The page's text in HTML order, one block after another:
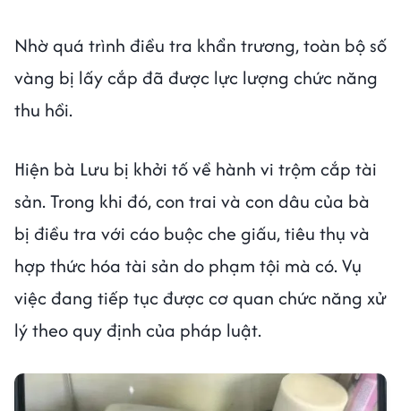
Nhờ quá trình điều tra khẩn trương, toàn bộ số
vàng bị lấy cắp đã được lực lượng chức năng
thu hồi.
Hiện bà Lưu bị khởi tố về hành vi trộm cắp tài
sản. Trong khi đó, con trai và con dâu của bà
bị điều tra với cáo buộc che giấu, tiêu thụ và
hợp thức hóa tài sản do phạm tội mà có. Vụ
việc đang tiếp tục được cơ quan chức năng xử
lý theo quy định của pháp luật.